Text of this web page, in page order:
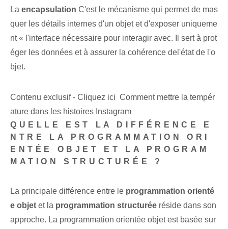
La encapsulation C'est le mécanisme⁢ qui permet de mas
quer les détails internes d'un objet‌ et d'exposer uniqueme
nt « l'interface nécessaire pour interagir avec⁢. ⁢Il sert⁤ à prot
éger‍ les données et à assurer la ‌cohérence de⁤l'état‌ de l'o
bjet.
Contenu exclusif - Cliquez ici Comment mettre la tempér
ature dans les histoires Instagram
QUELLE EST LA DIFFÉRENCE E
NTRE LA PROGRAMMATION ORI
ENTÉE OBJET ET LA PROGRAM
MATION STRUCTURÉE ?
La principale différence entre le programmation orienté
e objet et la programmation structurée réside dans son
approche. La programmation orientée objet est basée sur